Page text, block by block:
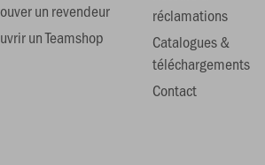
un revendeur
un Teamshop
réclamations
Catalogues &
téléchargements
Contact